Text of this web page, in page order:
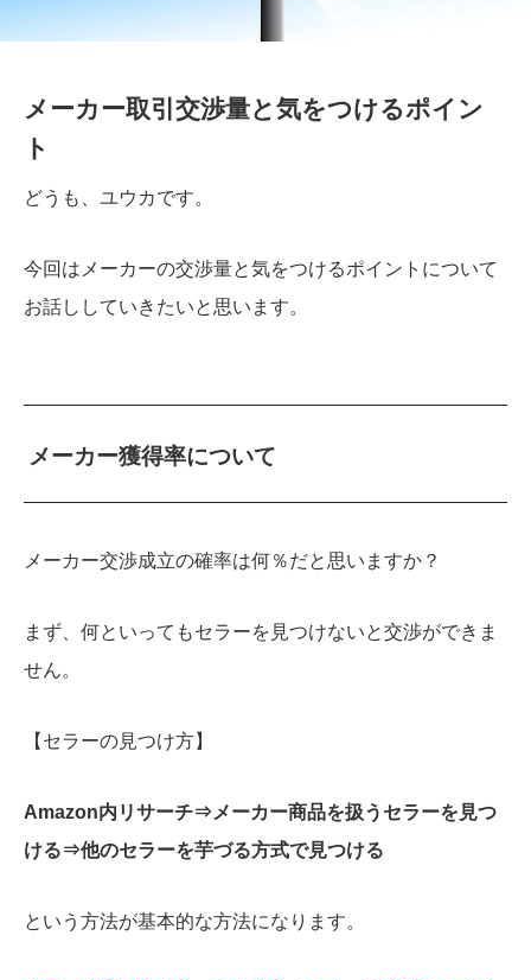
メーカー取引交渉量と気をつけるポイン
ト
どうも、ユウカです。
今回はメーカーの交渉量と気をつけるポイントについて
お話ししていきたいと思います。
メーカー獲得率について
メーカー交渉成立の確率は何％だと思いますか？
まず、何といってもセラーを見つけないと交渉ができま
せん。
【セラーの見つけ方】
Amazon内リサーチ⇒メーカー商品を扱うセラーを見つ
ける⇒他のセラーを芋づる方式で見つける
という方法が基本的な方法になります。